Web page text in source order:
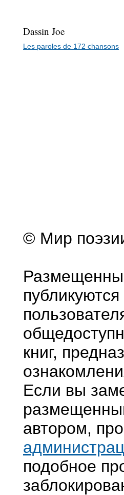
Dassin Joe
Les paroles de 172 chansons
© Мир
книг,
Если вы
автором,
подобное